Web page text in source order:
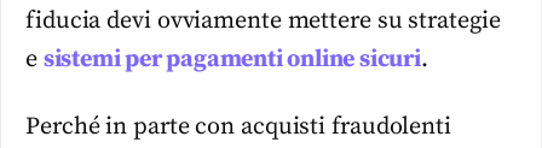
fiducia devi ovviamente mettere su strategie
e sistemi per pagamenti online sicuri.
Perché in parte con acquisti fraudolenti